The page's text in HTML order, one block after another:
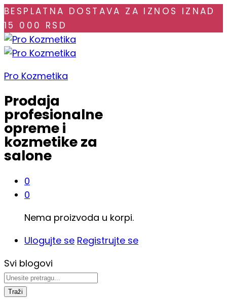
BESPLATNA DOSTAVA ZA IZNOS IZNAD
15 000 RSD
Pro Kozmetika
Prodaja
profesionalne
opreme i
kozmetike za
salone
0
0
Nema proizvoda u korpi.
Ulogujte se Registrujte se
Svi blogovi
Traži